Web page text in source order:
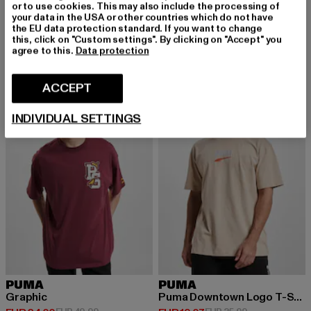
PUMA
The Hundreds x
EUR 48,00
Huidige prijs: EUR 48,00
EUR 99,99Actieprijs: EUR 99,99
PUMA
Ferrari Race Statement
EUR 56,00
Huidige prijs: EUR 56,00
EUR 139,99Actieprijs:
PUMA
Graphic
PUMA
Puma Downtown Logo T-Shirt
or to use cookies. This may also include the processing of
your data in the USA or other countries which do not have
the EU data protection standard. If you want to change
this, click on "Custom settings". By clicking on "Accept" you
agree to this. Data protection
ACCEPT
INDIVIDUAL SETTINGS